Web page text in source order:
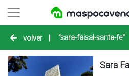
volver | "sara-faisal-santa-fe"
Sara